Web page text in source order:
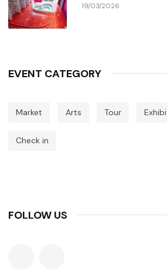
19/03/2026
EVENT CATEGORY
Market Arts Tour
Check in
FOLLOW US